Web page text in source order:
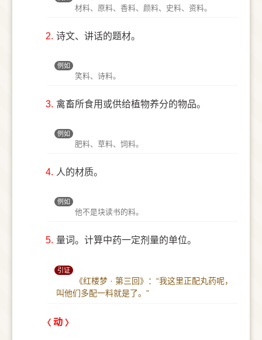
材料、原料、香料、颜料、史料、资料。
2. 诗文、讲话的题材。
例如
笑料、诗料。
3. 禽畜所食用或供给植物养分的物品。
例如
肥料、草料、饲料。
4. 人的材质。
例如
他不是块读书的料。
5. 量词。计算中药一定剂量的单位。
引证
《红楼梦 · 第三回》：“我这里正配丸药呢，
叫他们多配一料就是了。”
动